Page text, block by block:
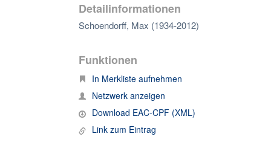
Detailinformationen
Schoendorff, Max (1934-2012)
Funktionen
In Merkliste aufnehmen
Netzwerk anzeigen
Download EAC-CPF (XML)
Link zum Eintrag